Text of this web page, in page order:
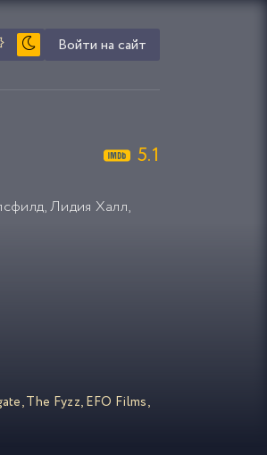
Войти на сайт
5.1
,Лидия Халл,
,The Fyzz,EFO Films,